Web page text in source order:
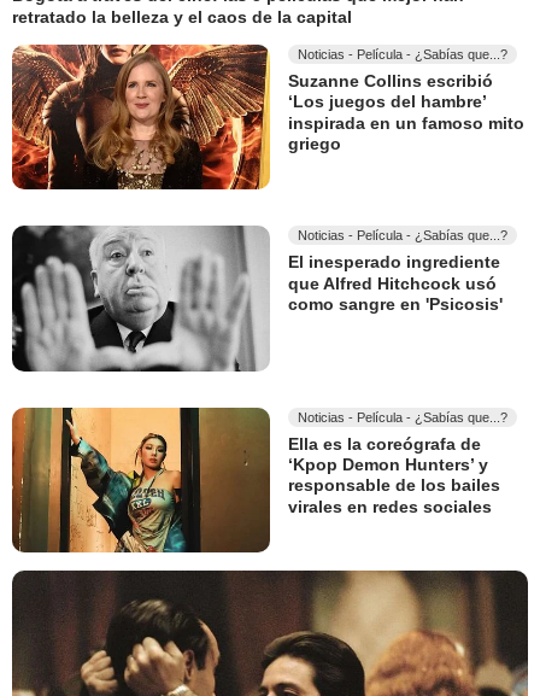
retratado la belleza y el caos de la capital
Noticias - Película - ¿Sabías que...?
Suzanne Collins escribió
‘Los juegos del hambre’
inspirada en un famoso mito
griego
Noticias - Película - ¿Sabías que...?
El inesperado ingrediente
que Alfred Hitchcock usó
como sangre en 'Psicosis'
Noticias - Película - ¿Sabías que...?
Ella es la coreógrafa de
‘Kpop Demon Hunters’ y
responsable de los bailes
virales en redes sociales